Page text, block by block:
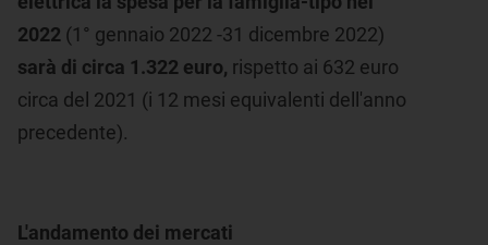
2022 (1° gennaio 2022 -31 dicembre 2022)
sarà di circa 1.322 euro, rispetto ai 632 euro
circa del 2021 (i 12 mesi equivalenti dell'anno
precedente).
L'andamento dei mercati